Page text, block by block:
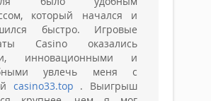
который начался и
быстро. Игровые
Casino оказались
инновационными и
увлечь меня с
casino33.top . Выигрыш